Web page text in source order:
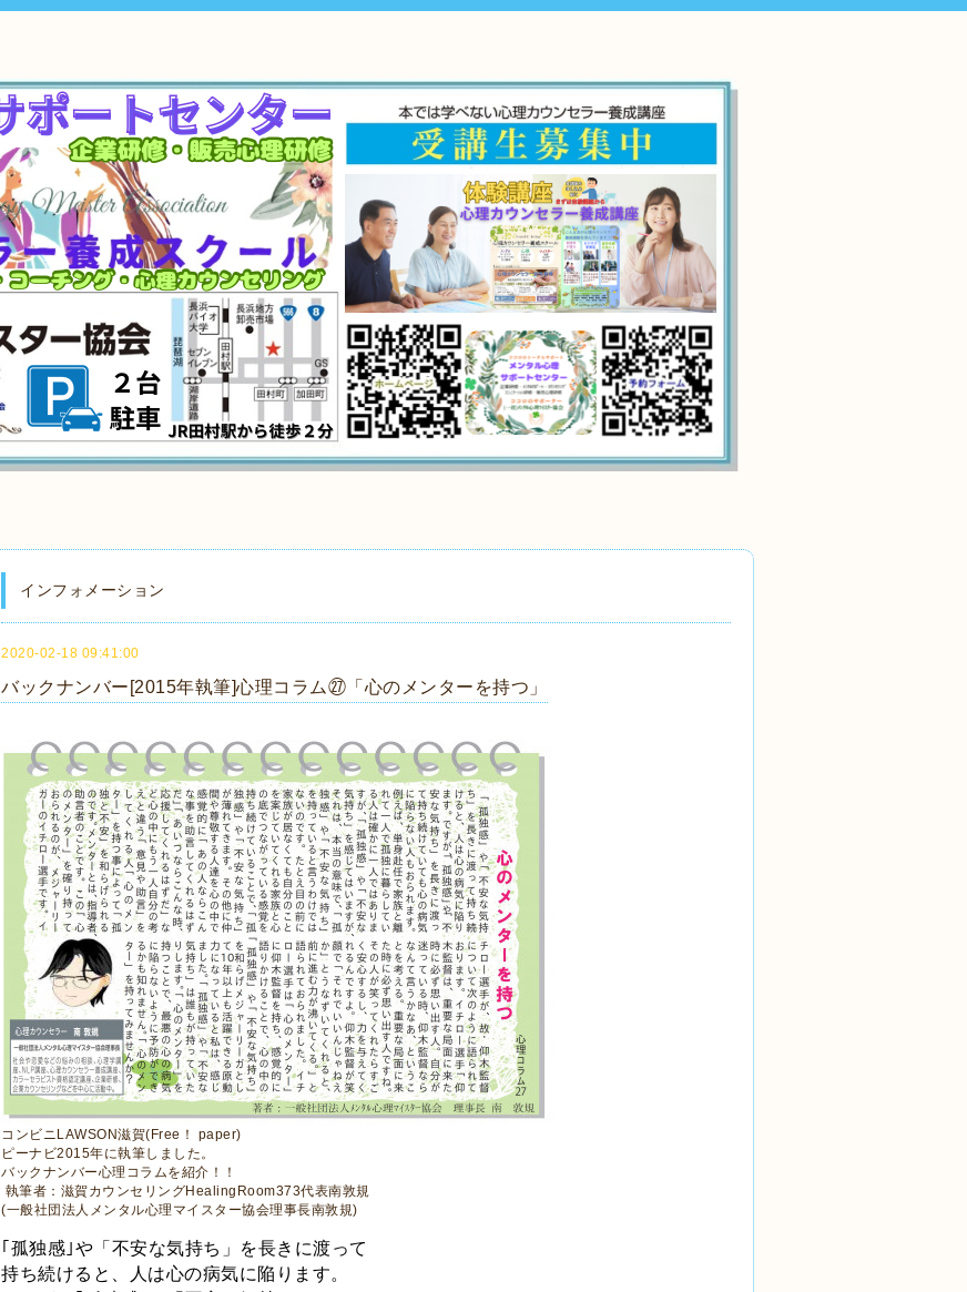
インフォメーション
2020-02-18 09:41:00
バックナンバー[2015年執筆]心理コラム㉗「心のメンターを持つ」
コンビニLAWSON滋賀(Free！ paper)
ピーナビ2015年に執筆しました。
バックナンバー心理コラムを紹介！！
執筆者：滋賀カウンセリングHealingRoom373代表南敦規
(一般社団法人メンタル心理マイスター協会理事長南敦規)
｢孤独感｣や「不安な気持ち」を長きに渡って
持ち続けると、
人は心の病気に陥ります。